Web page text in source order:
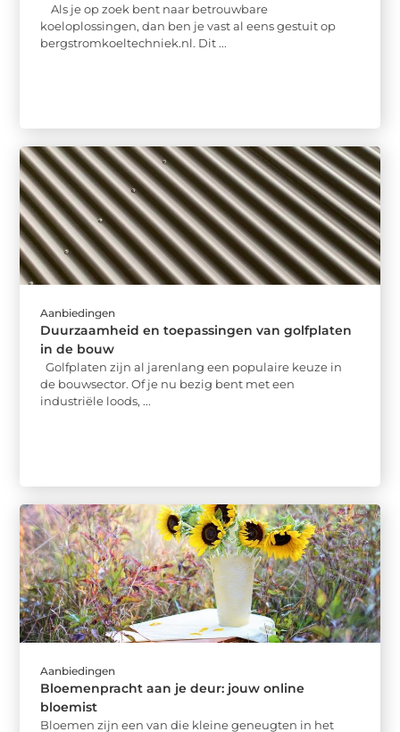
Als je op zoek bent naar betrouwbare
koeloplossingen, dan ben je vast al eens gestuit op
bergstromkoeltechniek.nl. Dit ...
Aanbiedingen
Duurzaamheid en toepassingen van golfplaten
in de bouw
Golfplaten zijn al jarenlang een populaire keuze in
de bouwsector. Of je nu bezig bent met een
industriële loods, ...
Aanbiedingen
Bloemenpracht aan je deur: jouw online
bloemist
Bloemen zijn een van die kleine geneugten in het